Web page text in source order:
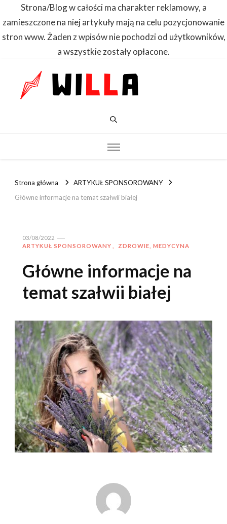
Strona/Blog w całości ma charakter reklamowy, a
zamieszczone na niej artykuły mają na celu pozycjonowanie
stron www. Żaden z wpisów nie pochodzi od użytkowników,
a wszystkie zostały opłacone.
Strona główna
ARTYKUŁ SPONSOROWANY
Główne informacje na temat szałwii białej
03/08/2022
ARTYKUŁ SPONSOROWANY
ZDROWIE, MEDYCYNA
Główne informacje na
temat szałwii białej